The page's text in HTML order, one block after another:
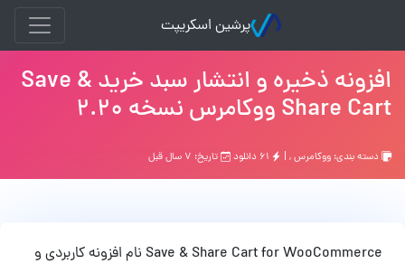
پرشین اسکریپت
افزونه ذخیره و انتشار سبد خرید Save &
Share Cart ووکامرس نسخه 2.20
دسته بندی: ووکامرس, | تاریخ: ۷ سال قبل
Save & Share Cart for WooCommerce نام افزونه کاربردی و